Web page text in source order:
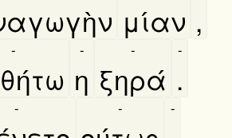
μίαν ,
-
η
-
ξηρά
-
.
-
- - -